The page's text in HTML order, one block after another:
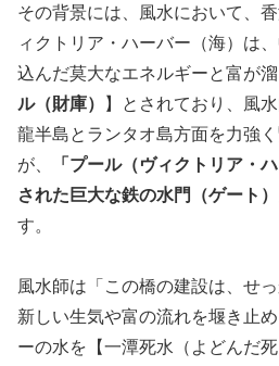
その背景には、風水において、
ィクトリア・ハーバー（海）は
込んだ莫大なエネルギーと富が
ル（財庫）
】とされており、風
龍半島とランタオ島方面を力強
が、
「プール（ヴィクトリア・
された巨大な鉄の水門（ゲート）
す。
風水師は「この橋の建設は、せ
新しい生気や富の流れを堰き止
ーの水を【一潭死水（よどんだ